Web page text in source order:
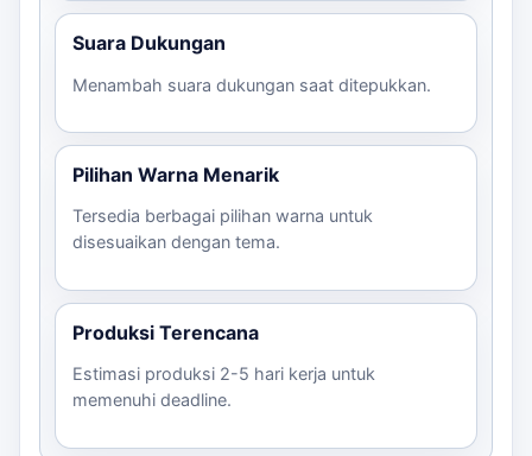
Suara Dukungan
Menambah suara dukungan saat ditepukkan.
Pilihan Warna Menarik
Tersedia berbagai pilihan warna untuk
disesuaikan dengan tema.
Produksi Terencana
Estimasi produksi 2-5 hari kerja untuk
memenuhi deadline.